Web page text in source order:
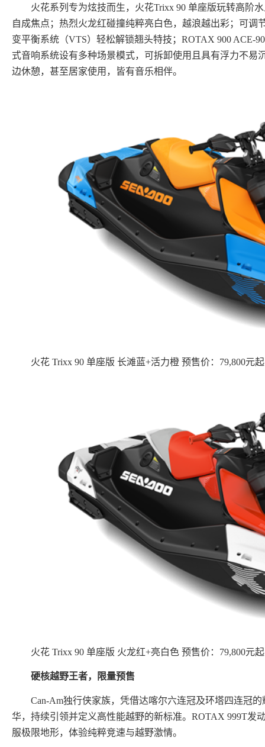
火花系列专为炫技而生，火花Trixx 90 单座版玩转高阶
自成焦点；热烈火龙红碰撞纯粹亮白色，越浪越出彩；可调
变平衡系统（VTS）轻松解锁翘头特技；ROTAX 900 ACE-
式音响系统设有多种场景模式，可拆卸使用且具有浮力不易
边休憩，甚至居家使用，皆有音乐相伴。
火花 Trixx 90 单座版 长滩蓝+活力橙 预售价：79,800元起
火花 Trixx 90 单座版 火龙红+亮白色 预售价：79,800元起
硬核越野王者，限量预售
Can-Am独行侠家族，凭借达喀尔六连冠及环塔四连冠
华，持续引领并定义高性能越野的新标准。ROTAX 999T发
服极限地形，体验纯粹竞速与越野激情。